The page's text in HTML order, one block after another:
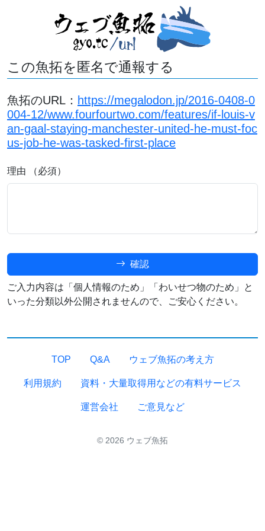
この魚拓を匿名で通報する
魚拓のURL： https://megalodon.jp/2016-0408-0
004-12/www.fourfourtwo.com/features/if-louis-v
an-gaal-staying-manchester-united-he-must-foc
us-job-he-was-tasked-first-place
理由 （必須）
確認
ご入力内容は「個人情報のため」「わいせつ物のため」と
いった分類以外公開されませんので、ご安心ください。
TOP Q&A ウェブ魚拓の考え方
利用規約 資料・大量取得用などの有料サービス
運営会社 ご意見など
© 2026 ウェブ魚拓